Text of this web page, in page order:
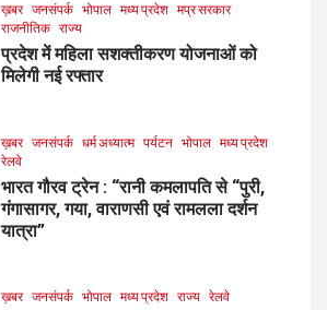
ख़बर जनसंपर्क भोपाल मध्य प्रदेश मप्र सरकार
राजनीतिक राज्य
प्रदेश में महिला सशक्तीकरण योजनाओं को
मिलेगी नई रफ्तार
ख़बर जनसंपर्क धर्म अध्यात्म पर्यटन भोपाल मध्य प्रदेश
रेलवे
भारत गौरव ट्रेन : “रानी कमलापति से “पुरी,
गंगासागर, गया, वाराणसी एवं रामलला दर्शन
यात्रा”
ख़बर जनसंपर्क भोपाल मध्य प्रदेश राज्य रेलवे